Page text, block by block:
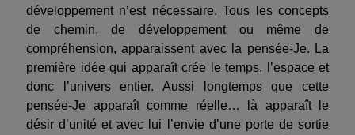
développement n’est nécessaire. Tous les concepts
de chemin, de développement ou même de
compréhension, apparaissent avec la pensée-Je. La
première idée qui apparaît crée le temps, l’espace et
donc l’univers entier. Aussi longtemps que cette
pensée-Je apparaît comme réelle… là apparaît le
désir d’unité et avec lui l’envie d’une porte de sortie